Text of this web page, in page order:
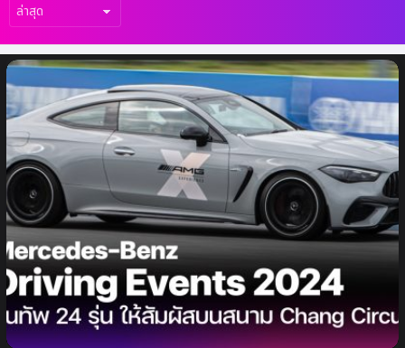
เรื่อง
ล่าสุด
Mercedes-Benz Driving Events 2024 นำ
ทัพมากว่า 24 รุ่น นำทะยานบนพื้นแทร็คระดับ
โลก